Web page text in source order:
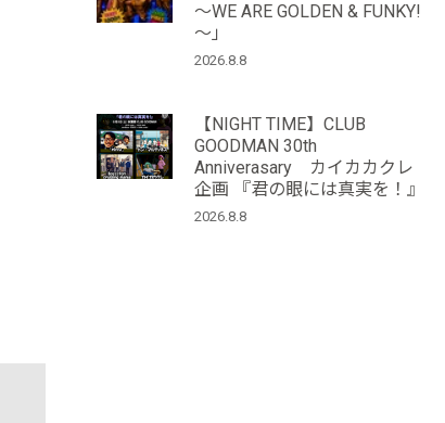
～WE ARE GOLDEN & FUNKY!
～」
2026.8.8
【NIGHT TIME】CLUB
GOODMAN 30th
Anniverasary カイカカクレ
企画 『君の眼には真実を！』
2026.8.8